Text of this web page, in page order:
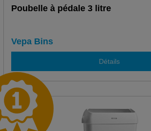
Poubelle à pédale 3 litre
Vepa Bins
Détails